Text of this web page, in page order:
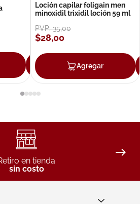
Agregar
Loción capilar foligain men
minoxidil trixidil loción 59 ml
PVP:35,00
$28,00
Agregar
en tienda
sin costo